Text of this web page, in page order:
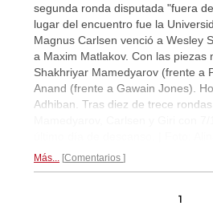
segunda ronda disputada "fuera
lugar del encuentro fue la
Magnus Carlsen venció a Wesley
a Maxim Matlakov. Con las piezas
Shakhriyar Mamedyarov (frente a
Anand (frente a Gawain Jones).
Adhiban. Tras diez de trece
Más... Comentarios
1